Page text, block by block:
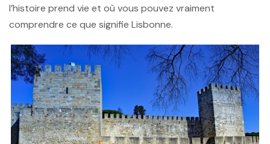
l’histoire prend vie et où vous pouvez vraiment
comprendre ce que signifie Lisbonne.